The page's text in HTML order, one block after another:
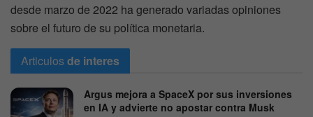
desde marzo de 2022 ha generado variadas opiniones
sobre el futuro de su política monetaria.
Articulosde interes
Argus mejora a SpaceX por sus inversiones
en IA y advierte no apostar contra Musk